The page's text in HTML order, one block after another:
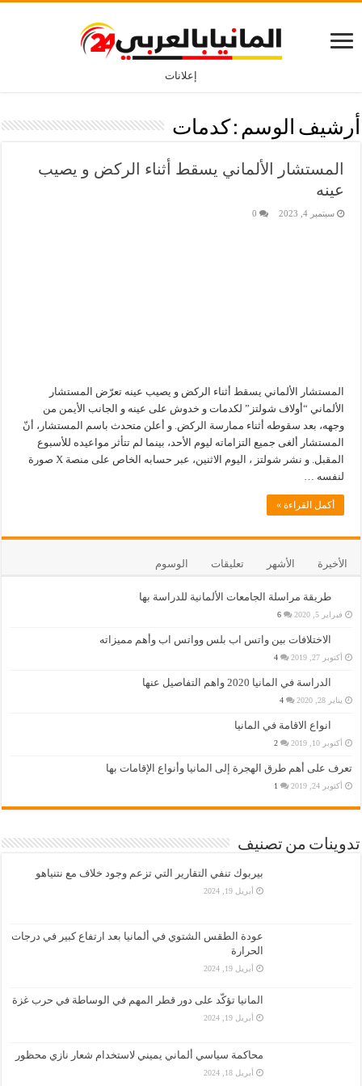
إعلانات
أرشيف الوسم : كدمات
المستشار الألماني يسقط أثناء الركض و يصيب
عينه
سبتمبر 4, 2023 0
المستشار الألماني يسقط أثناء الركض و يصيب عينه تعرّض المستشار
الألماني “أولاف شولتز” لكدمات و خدوش على عينه و الجانب الأيمن من
وجهه، بعد سقوطه أثناء ممارسة الركض. و أعلن متحدث باسم المستشار، أنّ
المستشار ألغى جميع التزاماته ليوم الأحد، بينما لم تتأثر مواعيده للأسبوع
المقبل. و نشر شولتز ، اليوم الاثنين، عبر حسابه الخاص على منصة X صورة
لنفسه …
أكمل القراءة »
الأخيرة الأشهر تعليقات الوسوم
طريقة مراسلة الجامعات الألمانية للدراسة بها
فبراير 5, 2020 6
الاختلافات بين واتس اب بلس وواتس اب وأهم مميزاته
أكتوبر 27, 2019 4
الدراسة في المانيا 2020 واهم التفاصيل عنها
يناير 28, 2020 4
انواع الاقامة في المانيا
أكتوبر 10, 2019 2
تعرف على أهم طرق الهجرة إلى المانيا وأنواع الإقامات بها
أكتوبر 24, 2019 1
تدوينات من تصنيف
بيربوك تنفي التقارير التي تزعم وجود خلاف مع نتنياهو
أبريل 19, 2024
عودة الطقس الشتوي في ألمانيا بعد ارتفاع كبير في درجات
الحرارة
أبريل 19, 2024
المانيا تؤكّد على دور قطر المهم في الوساطة في حرب غزة
أبريل 19, 2024
محاكمة سياسي ألماني يميني لاستخدام شعار نازي محظور
أبريل 18, 2024